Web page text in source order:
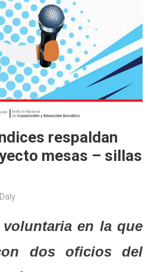
respaldan
mesas – sillas
en la que
dos oficios del